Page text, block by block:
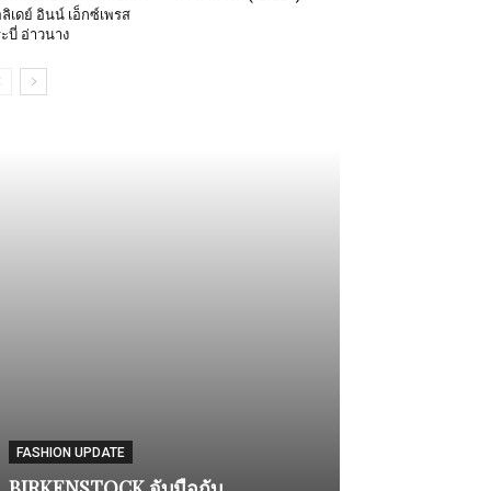
เดย์ อินน์ เอ็กซ์เพรส
บี่ อ่าวนาง
FASHION UPDATE